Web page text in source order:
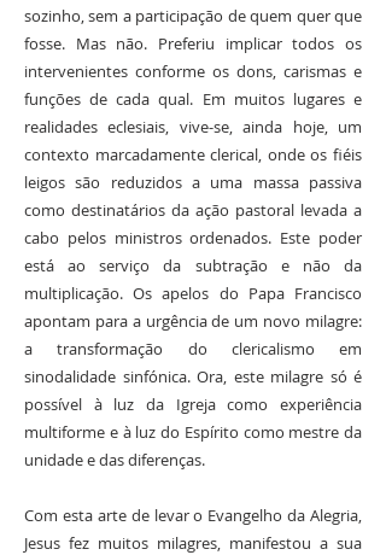
sozinho, sem a participação de quem quer que
fosse. Mas não. Preferiu implicar todos os
intervenientes conforme os dons, carismas e
funções de cada qual. Em muitos lugares e
realidades eclesiais, vive-se, ainda hoje, um
contexto marcadamente clerical, onde os fiéis
leigos são reduzidos a uma massa passiva
como destinatários da ação pastoral levada a
cabo pelos ministros ordenados. Este poder
está ao serviço da subtração e não da
multiplicação. Os apelos do Papa Francisco
apontam para a urgência de um novo milagre:
a transformação do clericalismo em
sinodalidade sinfónica. Ora, este milagre só é
possível à luz da Igreja como experiência
multiforme e à luz do Espírito como mestre da
unidade e das diferenças.
Com esta arte de levar o Evangelho da Alegria,
Jesus fez muitos milagres, manifestou a sua